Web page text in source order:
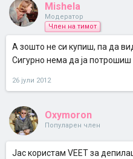
Mishela
Модератор
Член на тимот
А зошто не си купиш, па да
Сигурно нема да ја
26 јули 2012
Oxymoron
Популарен член
Јас користам VEET за